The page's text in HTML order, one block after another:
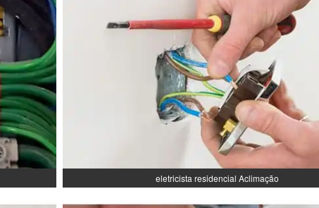
eletricista residencial Aclimação